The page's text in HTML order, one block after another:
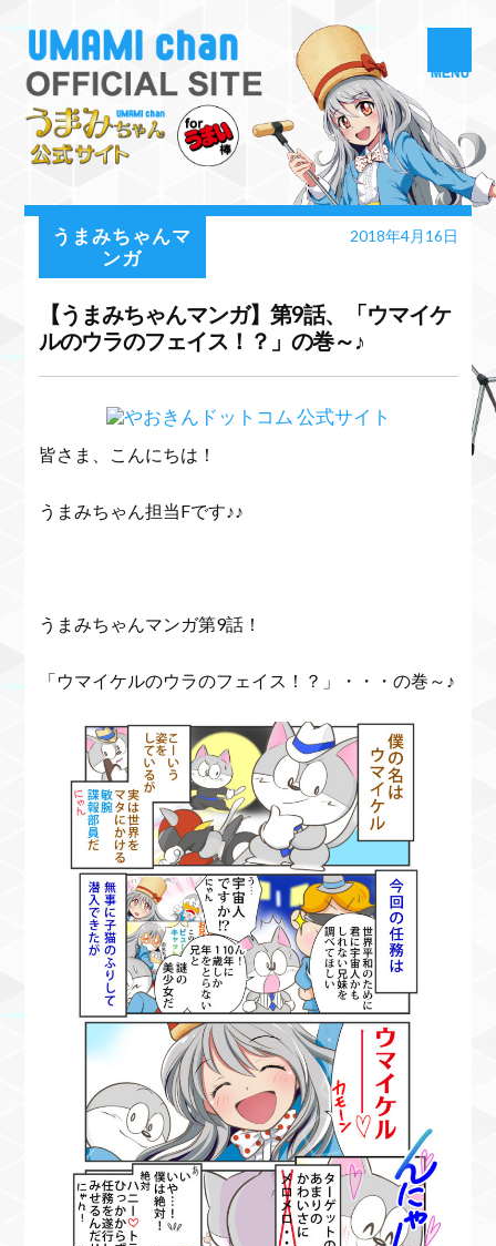
うまみちゃんマ
ンガ
2018年4月16日
【うまみちゃんマンガ】第9話、「ウマイケ
ルのウラのフェイス！？」の巻～♪
皆さま、こんにちは！
うまみちゃん担当Fです♪♪
うまみちゃんマンガ第9話！
「ウマイケルのウラのフェイス！？」・・・の巻～♪